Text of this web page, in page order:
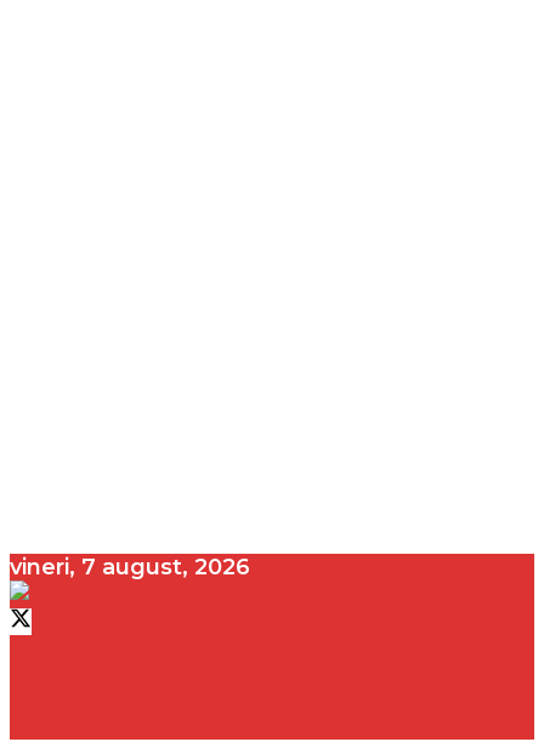
vineri, 7 august, 2026